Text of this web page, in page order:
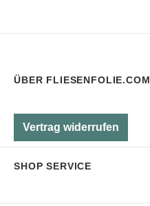
ÜBER FLIESENFOLIE.COM
Vertrag widerrufen
SHOP SERVICE